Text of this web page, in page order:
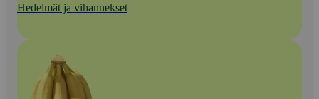
Hedelmät ja vihannekset